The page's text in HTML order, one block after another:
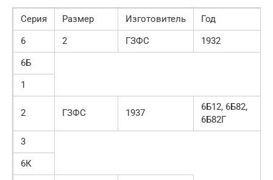
Серия Размер Изготовитель Год
6
2 ГЗФС 1932
6Б
1
2 ГЗФС 1937
6Б12, 6Б82,
6Б82Г
3
6К